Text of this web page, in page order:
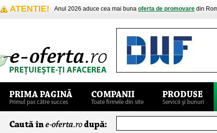
ATENTIE! Anul 2026 aduce cea mai buna oferta de promovare din